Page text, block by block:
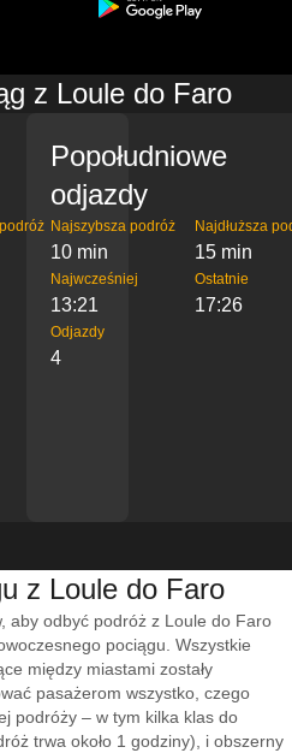
z Loule do Faro
Popołudniowe
odjazdy
Najszybsza podróż
10 min
Najdłuższa
15 min
Najwcześniej
13:21
Ostatnie
17:26
Odjazdy
4
z Loule do Faro
aby odbyć podróż z Loule do Faro
pociągu. Wszystkie
między miastami zostały
pasażerom wszystko, czego
podróży – w tym kilka klas do
trwa około 1 godziny), i obszerny